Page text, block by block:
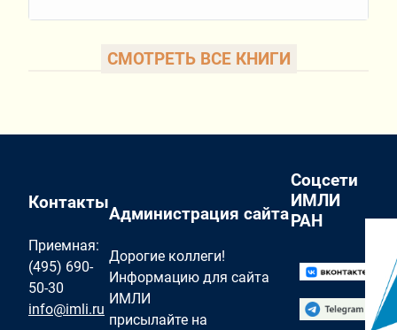
СМОТРЕТЬ ВСЕ КНИГИ
Контакты
Приемная:
(495) 690-
50-30
info@imli.ru
Администрация сайта
Дорогие коллеги!
Информацию для сайта
ИМЛИ
присылайте на
Соцсети
ИМЛИ
РАН